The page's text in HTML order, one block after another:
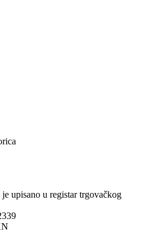
upisano u registar trgovačkog